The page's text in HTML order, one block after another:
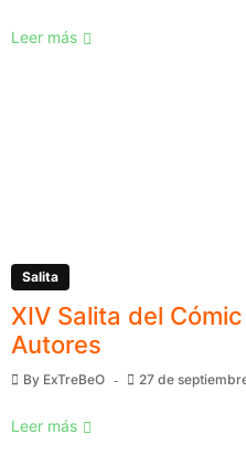
Leer más
Salita
XIV Salita del
Autores
By ExTreBeO 27 de
Leer más